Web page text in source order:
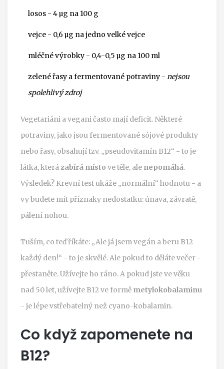
losos - 4 µg na 100 g
vejce - 0,6 µg na jedno velké vejce
mléčné výrobky - 0,4-0,5 µg na 100 ml
zelené řasy a fermentované potraviny - nejsou
spolehlivý zdroj
Vegetariáni a vegani často mají deficit. Některé
potraviny, jako jsou fermentované sójové produkty
nebo řasy, obsahují tzv. „pseudovitamín B12“ - to je
látka, kterázabírá místo ve těle, ale nepomáhá.
Výsledek? Krevní test ukáže „normální“ hodnotu - a
vy budete mít příznaky nedostatku: únava, závratě,
pálení nohou.
Tuším, co teď říkáte: „Ale já jsem vegán a beru B12
každý den!“ - to je skvělé. Ale pokud to děláte večer -
přestaněte. Užívejte ho ráno. A pokud jste ve věku
nad 50 let, užívejte B12 ve formě metylokobalaminu
- je lépe vstřebatelný než cyano-kobalamin.
Co když zapomenete na
B12?